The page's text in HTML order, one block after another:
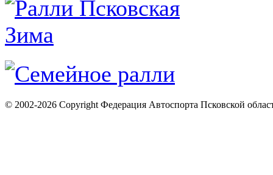
© 2002-2026 Copyright Федерация Автоспорта Псковской